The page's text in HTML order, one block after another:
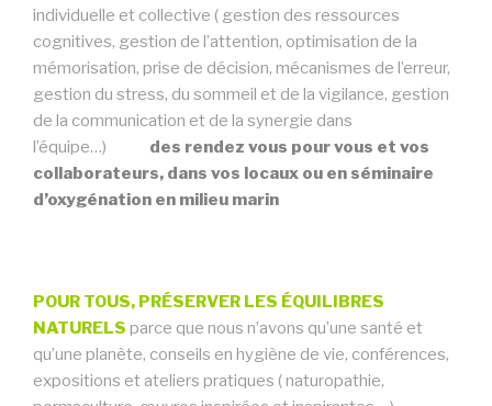
individuelle et collective ( gestion des ressources
cognitives, gestion de l’attention, optimisation de la
mémorisation, prise de décision, mécanismes de l’erreur,
gestion du stress, du sommeil et de la vigilance, gestion
de la communication et de la synergie dans
l’équipe…) des rendez vous pour vous et vos
collaborateurs, dans vos locaux ou en séminaire
d’oxygénation en milieu marin
POUR TOUS, PRÉSERVER LES ÉQUILIBRES
NATURELS parce que nous n’avons qu’une santé et
qu’une planète, conseils en hygiène de vie, conférences,
expositions et ateliers pratiques ( naturopathie,